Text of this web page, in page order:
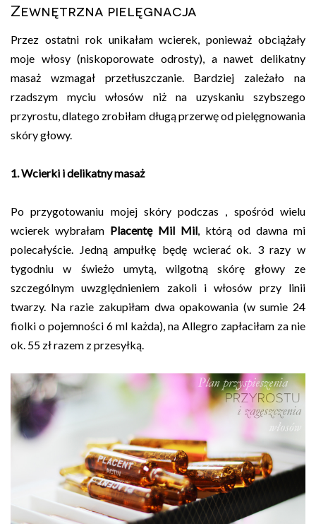
Zewnętrzna pielęgnacja
Przez ostatni rok unikałam wcierek, ponieważ obciążały
moje włosy (niskoporowate odrosty), a nawet delikatny
masaż wzmagał przetłuszczanie. Bardziej zależało na
rzadszym myciu włosów niż na uzyskaniu szybszego
przyrostu, dlatego zrobiłam długą przerwę od pielęgnowania
skóry głowy.
1. Wcierki i delikatny masaż
Po przygotowaniu mojej skóry podczas , spośród wielu
wcierek wybrałam Placentę Mil Mil , którą od dawna mi
polecałyście. Jedną ampułkę będę wcierać ok. 3 razy w
tygodniu w świeżo umytą, wilgotną skórę głowy ze
szczególnym uwzględnieniem zakoli i włosów przy linii
twarzy. Na razie zakupiłam dwa opakowania (w sumie 24
fiolki o pojemności 6 ml każda), na Allegro zapłaciłam za nie
ok. 55 zł razem z przesyłką.